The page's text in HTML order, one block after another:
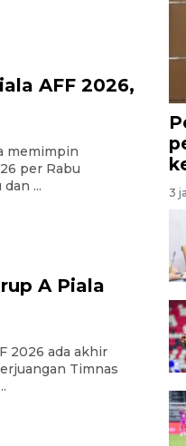
AFF 2026,
memimpin
per Rabu
...
A Piala
2026 ada akhir
Timnas
3